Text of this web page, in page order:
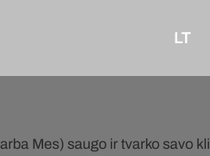
LT
Mes) saugo ir tvarko savo